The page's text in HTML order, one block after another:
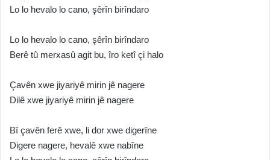
Lo lo hevalo lo cano, şêrîn birîndaro
Lo lo hevalo lo cano, şêrîn birîndaro
Berê tû merxasû agit bu, îro ketî çi halo
Çavên xwe jiyariyê mirin jê nagere
Dilê xwe jiyariyê mirin jê nagere
Bî çavên ferê xwe, li dor xwe digerîne
Digere nagere, hevalê xwe nabîne